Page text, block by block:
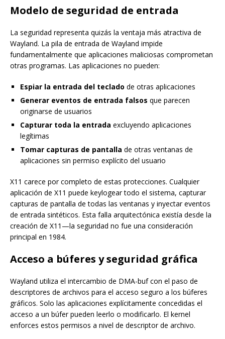
Modelo de seguridad de entrada
La seguridad representa quizás la ventaja más atractiva de
Wayland. La pila de entrada de Wayland impide
fundamentalmente que aplicaciones maliciosas comprometan
otras programas. Las aplicaciones no pueden:
Espiar la entrada del teclado de otras aplicaciones
Generar eventos de entrada falsos que parecen
originarse de usuarios
Capturar toda la entrada excluyendo aplicaciones
legítimas
Tomar capturas de pantalla de otras ventanas de
aplicaciones sin permiso explícito del usuario
X11 carece por completo de estas protecciones. Cualquier
aplicación de X11 puede keylogear todo el sistema, capturar
capturas de pantalla de todas las ventanas y inyectar eventos
de entrada sintéticos. Esta falla arquitectónica existía desde la
creación de X11—la seguridad no fue una consideración
principal en 1984.
Acceso a búferes y seguridad gráfica
Wayland utiliza el intercambio de DMA-buf con el paso de
descriptores de archivos para el acceso seguro a los búferes
gráficos. Solo las aplicaciones explícitamente concedidas el
acceso a un búfer pueden leerlo o modificarlo. El kernel
enforces estos permisos a nivel de descriptor de archivo.